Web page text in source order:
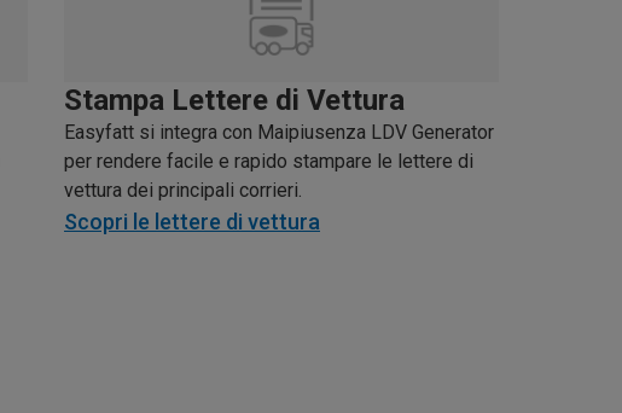
Stampa Lettere di Vettura
Easyfatt si integra con Maipiusenza LDV Generator
per rendere facile e rapido stampare le lettere di
vettura dei principali corrieri.
Scopri le lettere di vettura